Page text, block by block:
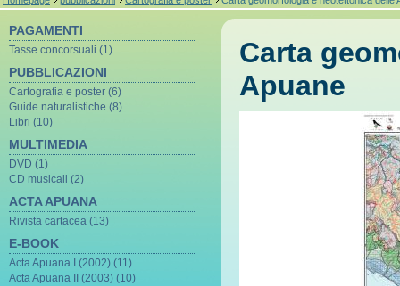
PAGAMENTI
Tasse concorsuali (1)
PUBBLICAZIONI
Cartografia e poster (6)
Guide naturalistiche (8)
Libri (10)
MULTIMEDIA
DVD (1)
CD musicali (2)
ACTA APUANA
Rivista cartacea (13)
E-BOOK
Acta Apuana I (2002) (11)
Acta Apuana II (2003) (10)
Carta
Apuane